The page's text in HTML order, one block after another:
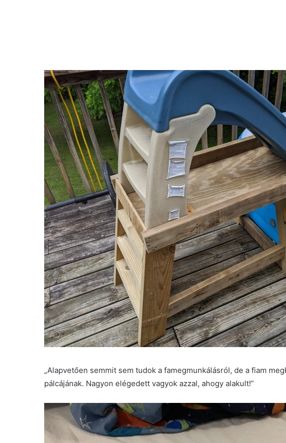
„Alapvetően semmit sem tudok a famegmunkálásról, de a fiam
pálcájának. Nagyon elégedett vagyok azzal, ahogy alakult!”